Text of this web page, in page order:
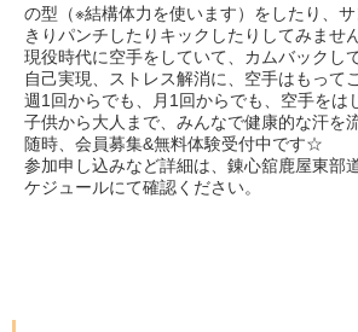
の型（※結構体力を使います）をしたり、
きりパンチしたりキックしたりしてみませ
現役時代に空手をしていて、カムバックし
自己実現、ストレス解消に、空手はもって
週1回からでも、月1回からでも、空手をは
子供から大人まで、みんなで健康的な汗を
随時、会員募集&無料体験受付中です☆
参加申し込みなど詳細は、錬心舘鹿屋東部
ケジュールにて確認ください。